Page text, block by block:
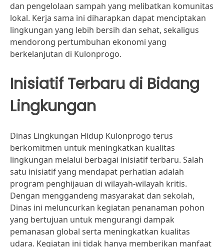
dan pengelolaan sampah yang melibatkan komunitas
lokal. Kerja sama ini diharapkan dapat menciptakan
lingkungan yang lebih bersih dan sehat, sekaligus
mendorong pertumbuhan ekonomi yang
berkelanjutan di Kulonprogo.
Inisiatif Terbaru di Bidang
Lingkungan
Dinas Lingkungan Hidup Kulonprogo terus
berkomitmen untuk meningkatkan kualitas
lingkungan melalui berbagai inisiatif terbaru. Salah
satu inisiatif yang mendapat perhatian adalah
program penghijauan di wilayah-wilayah kritis.
Dengan menggandeng masyarakat dan sekolah,
Dinas ini meluncurkan kegiatan penanaman pohon
yang bertujuan untuk mengurangi dampak
pemanasan global serta meningkatkan kualitas
udara. Kegiatan ini tidak hanya memberikan manfaat